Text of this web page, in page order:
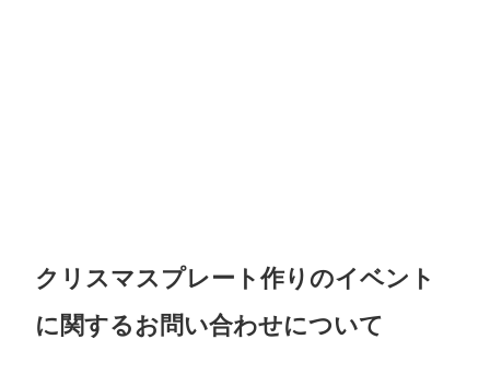
クリスマスプレート作りのイベント
に関するお問い合わせについて